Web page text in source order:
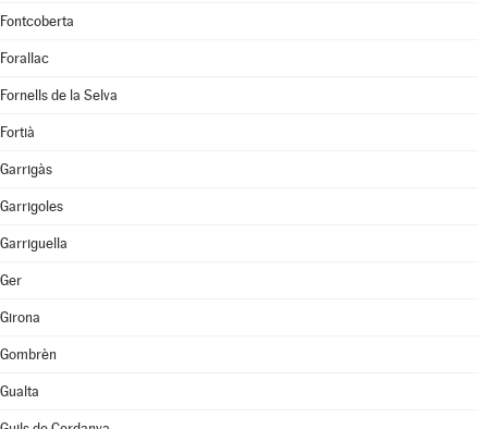
Fontcoberta
Forallac
Fornells de la Selva
Fortià
Garrigàs
Garrigoles
Garriguella
Ger
Girona
Gombrèn
Gualta